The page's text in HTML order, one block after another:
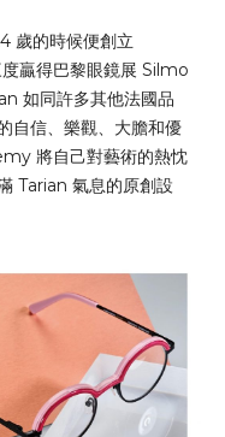
歲的時候便創立
贏得巴黎眼鏡展 Silmo
如同許多其他法國品
自信、樂觀、大膽和優
將自己對藝術的熱忱
Tarian 氣息的原創設